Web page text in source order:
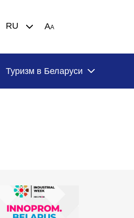
RU AA
Туризм в Беларуси